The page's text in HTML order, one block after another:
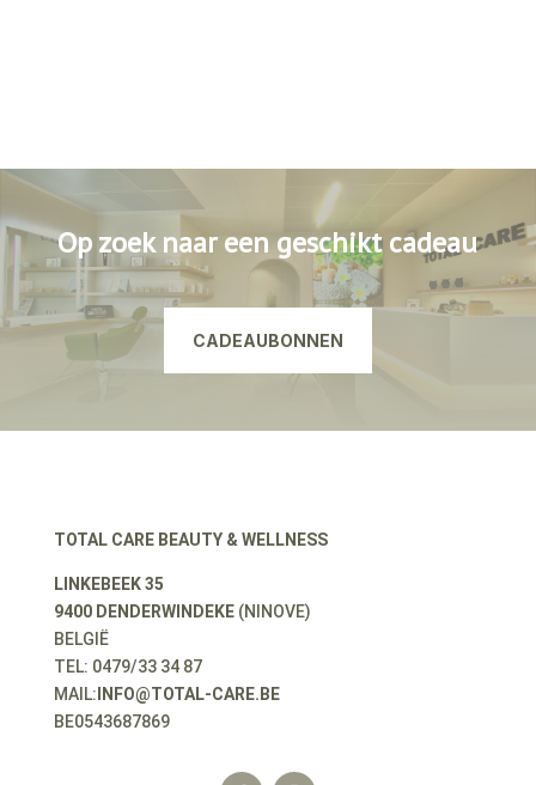
Op zoek naar een geschikt cadeau
CADEAUBONNEN
TOTAL CARE BEAUTY & WELLNESS
LINKEBEEK 35
9400 DENDERWINDEKE(NINOVE)
BELGIË
TEL: 0479/33 34 87
MAIL: INFO@TOTAL-CARE.BE
BE0543687869